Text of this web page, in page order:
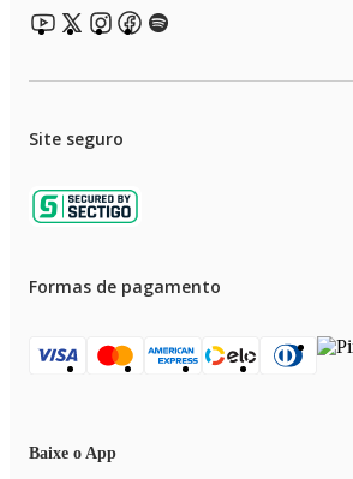
Site seguro
Formas de pagamento
Baixe o App